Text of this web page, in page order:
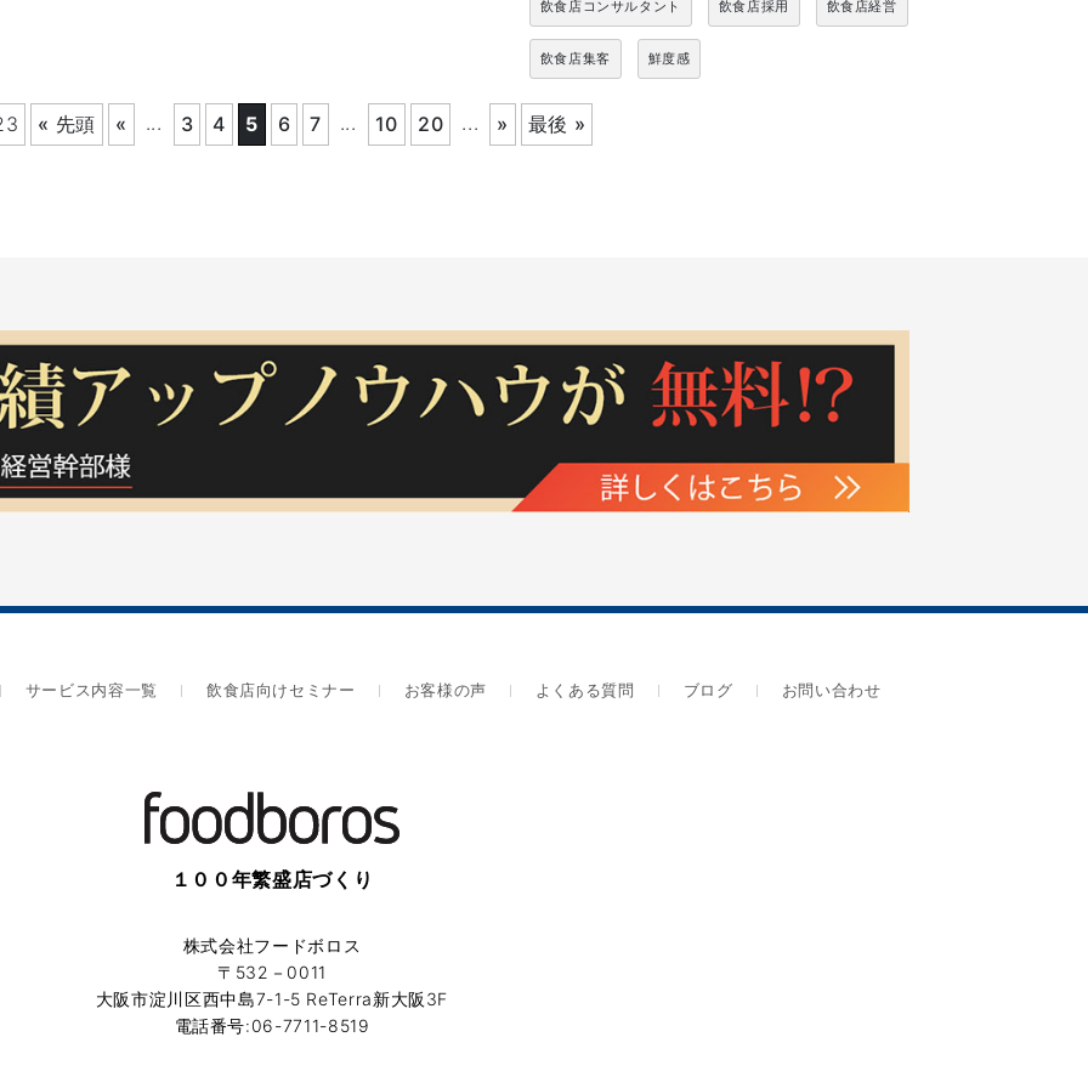
飲食店コンサルタント 飲食店採用 飲食店経営
飲食店集客 鮮度感
« 先頭 « ... 3 4 5 6 7 ... 10 20 ... » 最後 »
サービス内容一覧 飲食店向けセミナー お客様の声 よくある質問 ブログ お問い合わせ
１００年繁盛店づくり
株式会社フードボロス
〒532－0011
大阪市淀川区西中島7-1-5 ReTerra新大阪3F
電話番号:06-7711-8519